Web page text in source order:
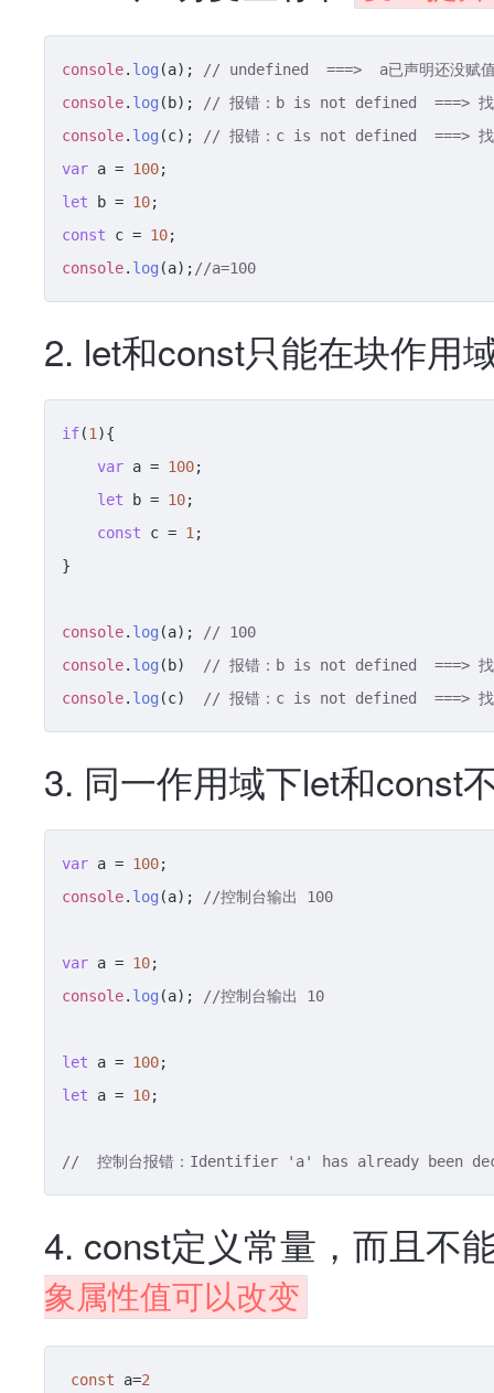
console. log (a);
// undefined  ===>  a已声明还没赋
console. log (b);
// 报错：b is not defined  ===> 找
console. log (c);
// 报错：c is not defined  ===> 找
var a = 100
let b = 10
const c = 10
console. log (a); //a=100
2. let和const只能在块作用
if(1 ){
var a = 100;
let b = 10;
const c = 1 ;
}
console. log (a);
// 100
console. log (b)
// 报错：b is not defined  ===> 找
console. log (c) // 报错：c is not defined  ===> 找
3. 同一作用域下let和const
var a = 100
console. log (a); //控制台输出 100
var a = 10
console. log (a); //控制台输出 10
let a = 100
let a = 10;
//  控制台报错：Identifier 'a' has already been
4. const定义常量，而且不
象属性值可以改变
const a=2